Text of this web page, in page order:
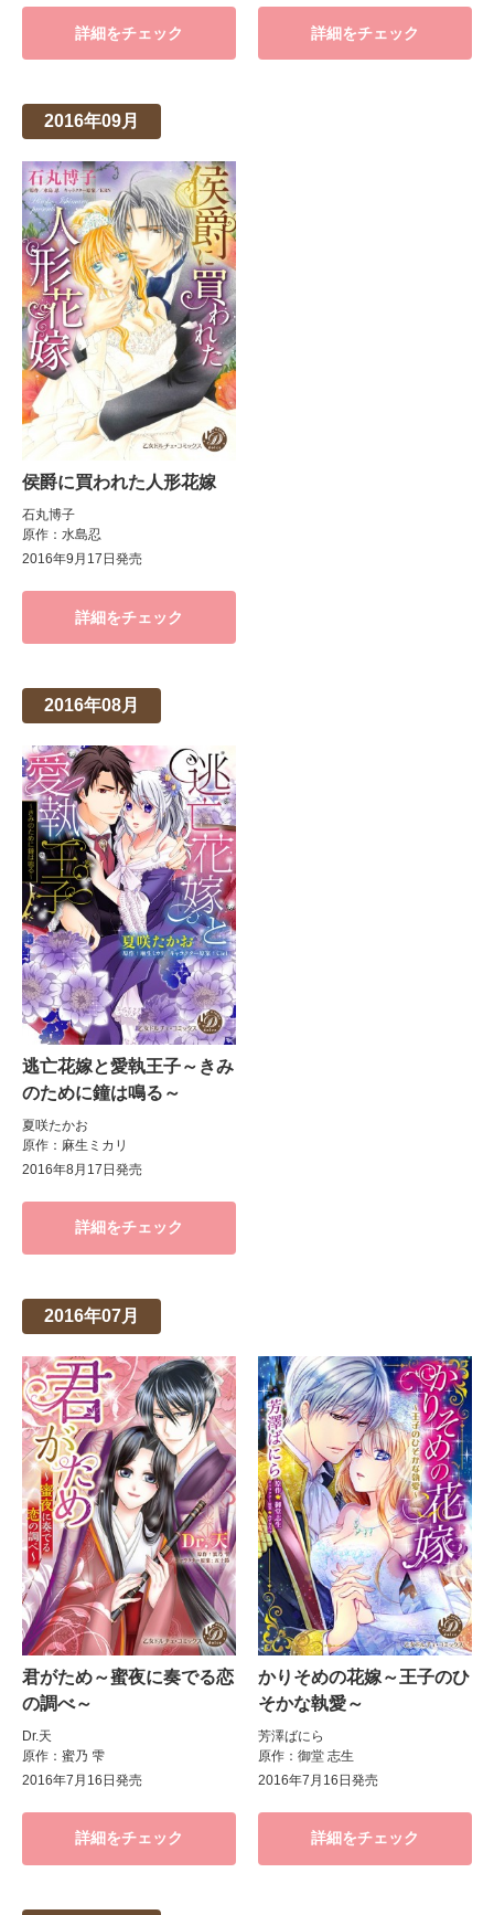
詳細をチェック 詳細をチェック
2016年09月
侯爵に買われた人形花嫁
石丸博子
原作：水島忍
2016年9月17日発売
詳細をチェック
2016年08月
逃亡花嫁と愛執王子～きみ
のために鐘は鳴る～
夏咲たかお
原作：麻生ミカリ
2016年8月17日発売
詳細をチェック
2016年07月
君がため～蜜夜に奏でる恋
の調べ～
Dr.天
原作：蜜乃 雫
2016年7月16日発売
詳細をチェック
かりそめの花嫁～王子のひ
そかな執愛～
芳澤ばにら
原作：御堂 志生
2016年7月16日発売
詳細をチェック